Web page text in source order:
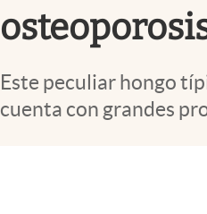
Este peculiar hongo
cuenta con grandes